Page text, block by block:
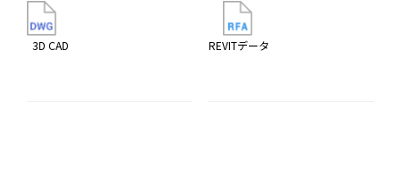
3D CAD REVITデータ